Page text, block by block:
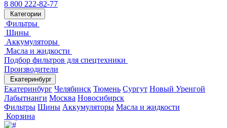
8 800 222-82-77
Категории
Фильтры
Шины
Аккумуляторы
Масла и жидкости
Подбор фильтров для спецтехники
Производители
Екатеринбург
Екатеринбург Челябинск Тюмень Сургут Новый Уренгой
Лабытнанги Москва Новосибирск
Фильтры Шины Аккумуляторы Масла и жидкости
Корзина